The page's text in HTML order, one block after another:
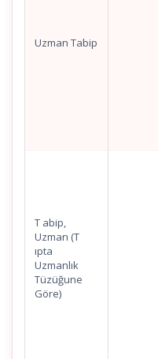
Uzman Tabip
T abip,
Uzman (T
ıpta
Uzmanlık
Tüzüğune
Göre)